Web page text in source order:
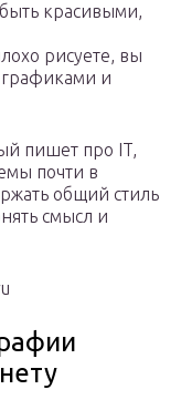
красивыми,
рисуете, вы
графиками и
пишет про IT,
почти в
общий стиль
смысл и